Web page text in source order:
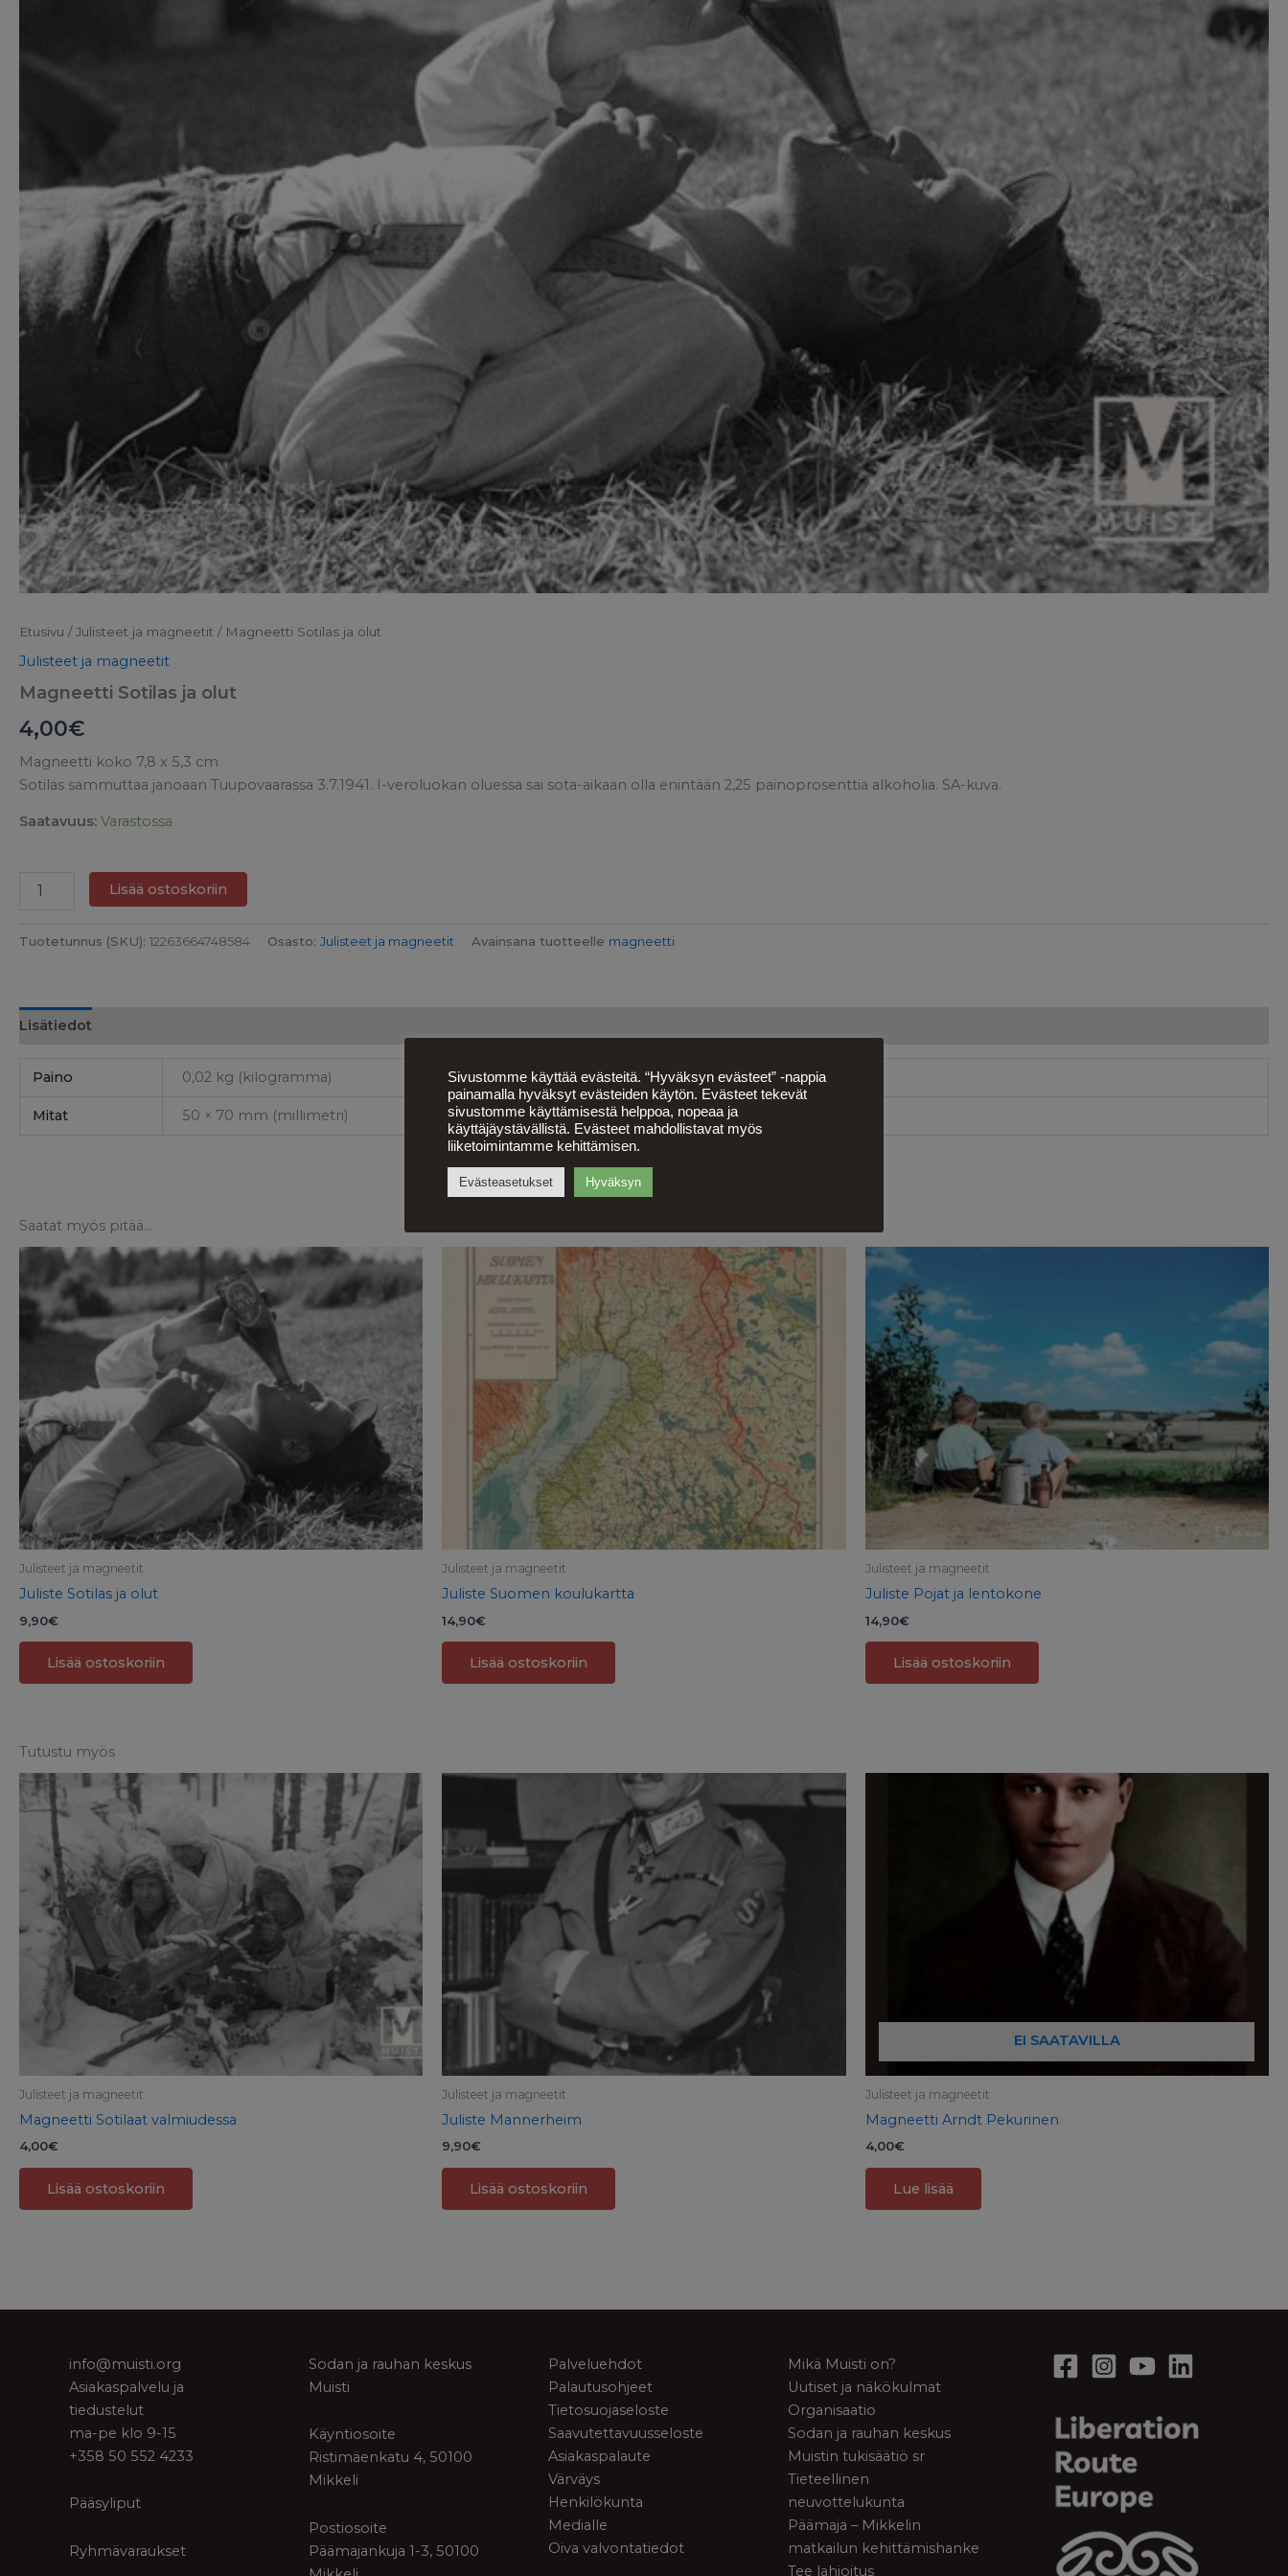
Etusivu /Julisteet ja magneetit / Magneetti Sotilas ja olut
Julisteet ja magneetit
Magneetti Sotilas ja olut
4,00€
Magneetti koko 7,8 x 5,3 cm
Sotilas sammuttaa janoaan Tuupovaarassa 3.7.1941. I-veroluokan oluessa sai sota-aikaan olla enintään 2,25 painoprosenttia alkoholia. SA-kuva.
Saatavuus: Varastossa
Lisää ostoskoriin
Tuotetunnus (SKU): 12263664748584 Osasto: Julisteet ja magneetit Avainsana tuotteelle magneetti
Lisätiedot
Paino 0,02 kg (kilogramma)
Mitat 50 × 70 mm (millimetri)
Saatat myös pitää...
Julisteet ja magneetit
Juliste Sotilas ja olut
9,90€
Lisää ostoskoriin
Julisteet ja magneetit
Juliste Suomen koulukartta
14,90€
Lisää ostoskoriin
Julisteet ja magneetit
Juliste Pojat ja lentokone
14,90€
Lisää ostoskoriin
Tutustu myös
Julisteet ja magneetit
Magneetti Sotilaat valmiudessa
4,00€
Lisää ostoskoriin
Julisteet ja magneetit
Juliste Mannerheim
9,90€
Lisää ostoskoriin
EI SAATAVILLA
Julisteet ja magneetit
Magneetti Arndt Pekurinen
4,00€
Lue lisää
info@muisti.org
Asiakaspalvelu ja
tiedustelut
ma-pe klo 9-15
+358 50 552 4233
Pääsyliput
Ryhmävaraukset
Sodan ja rauhan keskus
Muisti
Käyntiosoite
Ristimäenkatu 4, 50100
Mikkeli
Postiosoite
Päämajankuja 1-3, 50100
Palveluehdot
Palautusohjeet
Tietosuojaseloste
Saavutettavuusseloste
Asiakaspalaute
Värväys
Henkilökunta
Medialle
Oiva valvontatiedot
Mikä Muisti on?
Uutiset ja näkökulmat
Organisaatio
Sodan ja rauhan keskus
Muistin tukisäätiö sr
Tieteellinen
neuvottelukunta
Päämaja – Mikkelin
matkailun kehittämishanke
Tee lahjoitus
Sivustomme käyttää evästeitä. “Hyväksyn evästeet” -nappia
painamalla hyväksyt evästeiden käytön. Evästeet tekevät
sivustomme käyttämisestä helppoa, nopeaa ja
käyttäjäystävällistä. Evästeet mahdollistavat myös
liiketoimintamme kehittämisen.
Evästeasetukset Hyväksyn